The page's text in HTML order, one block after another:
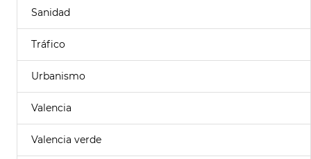
Sanidad
Tráfico
Urbanismo
Valencia
Valencia verde